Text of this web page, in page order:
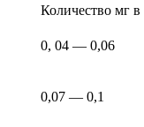
Количество мг в
0, 04 — 0,06
0,07 — 0,1